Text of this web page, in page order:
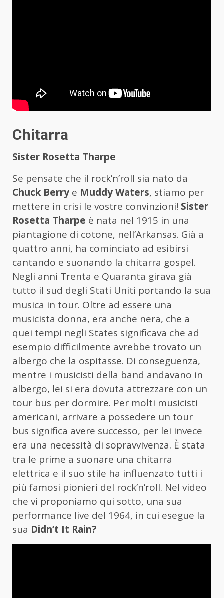
Chitarra
Sister Rosetta Tharpe
Se pensate che il rock’n’roll sia nato da
Chuck Berry e Muddy Waters, stiamo per
mettere in crisi le vostre convinzioni! Sister
Rosetta Tharpe è nata nel 1915 in una
piantagione di cotone, nell’Arkansas. Già a
quattro anni, ha cominciato ad esibirsi
cantando e suonando la chitarra gospel.
Negli anni Trenta e Quaranta girava già
tutto il sud degli Stati Uniti portando la sua
musica in tour. Oltre ad essere una
musicista donna, era anche nera, che a
quei tempi negli States significava che ad
esempio difficilmente avrebbe trovato un
albergo che la ospitasse. Di conseguenza,
mentre i musicisti della band andavano in
albergo, lei si era dovuta attrezzare con un
tour bus per dormire. Per molti musicisti
americani, arrivare a possedere un tour
bus significa avere successo, per lei invece
era una necessità di sopravvivenza. È stata
tra le prime a suonare una chitarra
elettrica e il suo stile ha influenzato tutti i
più famosi pionieri del rock’n’roll. Nel video
che vi proponiamo qui sotto, una sua
performance live del 1964, in cui esegue la
sua Didn’t It Rain?